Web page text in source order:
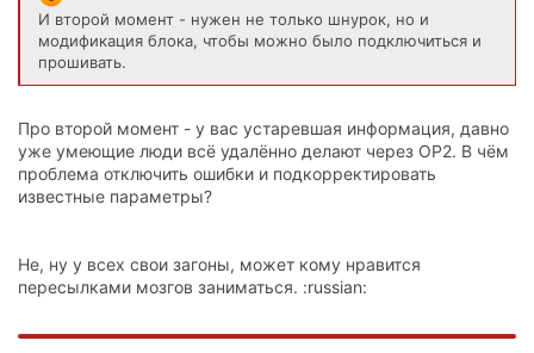
И второй момент - нужен не только шнурок, но и
модификация блока, чтобы можно было подключиться и
прошивать.
Про второй момент - у вас устаревшая информация, давно
уже умеющие люди всё удалённо делают через OP2. В чём
проблема отключить ошибки и подкорректировать
известные параметры?
Не, ну у всех свои загоны, может кому нравится
пересылками мозгов заниматься. :russian: